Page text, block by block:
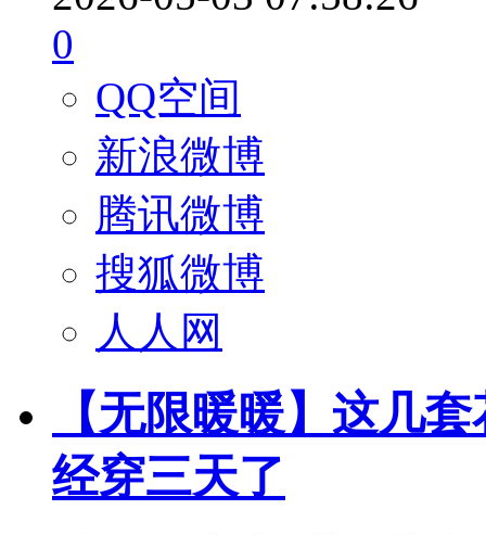
0
QQ空间
新浪微博
腾讯微博
搜狐微博
人人网
【无限暖暖】这几
经穿三天了